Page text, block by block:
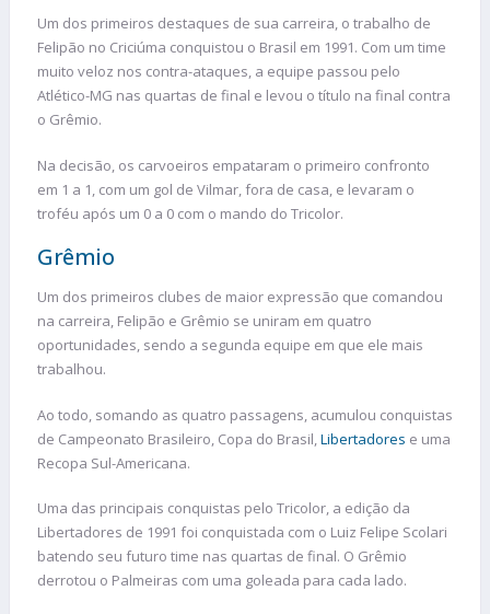
Um dos primeiros destaques de sua carreira, o trabalho de
Felipão no Criciúma conquistou o Brasil em 1991. Com um time
muito veloz nos contra-ataques, a equipe passou pelo
Atlético-MG nas quartas de final e levou o título na final contra
o Grêmio.
Na decisão, os carvoeiros empataram o primeiro confronto
em 1 a 1, com um gol de Vilmar, fora de casa, e levaram o
troféu após um 0 a 0 com o mando do Tricolor.
Grêmio
Um dos primeiros clubes de maior expressão que comandou
na carreira, Felipão e Grêmio se uniram em quatro
oportunidades, sendo a segunda equipe em que ele mais
trabalhou.
Ao todo, somando as quatro passagens, acumulou conquistas
de Campeonato Brasileiro, Copa do Brasil,Libertadores e uma
Recopa Sul-Americana.
Uma das principais conquistas pelo Tricolor, a edição da
Libertadores de 1991 foi conquistada com o Luiz Felipe Scolari
batendo seu futuro time nas quartas de final. O Grêmio
derrotou o Palmeiras com uma goleada para cada lado.